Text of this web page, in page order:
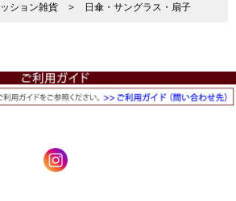
ション雑貨 > 日傘・サングラス・扇子